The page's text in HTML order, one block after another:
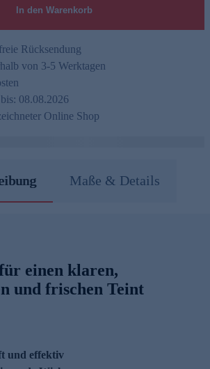
In den Warenkorb
Rücksendung
von 3-5 Werktagen
08.08.2026
Online Shop
Maße & Details
einen klaren,
und frischen Teint
und effektiv